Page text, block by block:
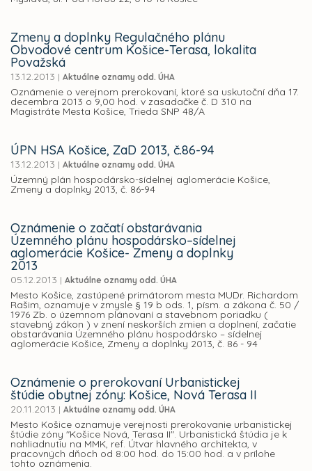
Zmeny a doplnky Regulačného plánu
Obvodové centrum Košice-Terasa, lokalita
Považská
13.12.2013 | Aktuálne oznamy odd. ÚHA
Oznámenie o verejnom prerokovaní, ktoré sa uskutoční dňa 17.
decembra 2013 o 9,00 hod. v zasadačke č. D 310 na
Magistráte Mesta Košice, Trieda SNP 48/A
ÚPN HSA Košice, ZaD 2013, č.86-94
13.12.2013 | Aktuálne oznamy odd. ÚHA
Územný plán hospodársko-sídelnej aglomerácie Košice,
Zmeny a doplnky 2013, č. 86-94
Oznámenie o začatí obstarávania
Územného plánu hospodársko–sídelnej
aglomerácie Košice- Zmeny a doplnky
2013
05.12.2013 | Aktuálne oznamy odd. ÚHA
Mesto Košice, zastúpené primátorom mesta MUDr. Richardom
Rašim, oznamuje v zmysle § 19 b ods. 1, písm. a zákona č. 50 /
1976 Zb. o územnom plánovaní a stavebnom poriadku (
stavebný zákon ) v znení neskorších zmien a doplnení, začatie
obstarávania Územného plánu hospodársko – sídelnej
aglomerácie Košice, Zmeny a doplnky 2013, č. 86 - 94
Oznámenie o prerokovaní Urbanistickej
štúdie obytnej zóny: Košice, Nová Terasa II
20.11.2013 | Aktuálne oznamy odd. ÚHA
Mesto Košice oznamuje verejnosti prerokovanie urbanistickej
štúdie zóny "Košice Nová, Terasa II". Urbanistická štúdia je k
nahliadnutiu na MMK, ref. Útvar hlavného architekta, v
pracovných dňoch od 8:00 hod. do 15:00 hod. a v prílohe
tohto oznámenia.